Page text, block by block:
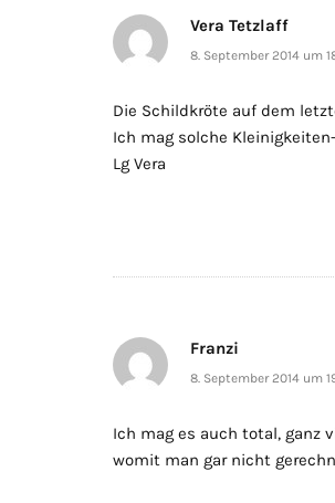
Vera Tetzlaff
8. September 2014 um
Die Schildkröte auf dem
Ich mag solche
Lg Vera
Franzi
8. September 2014 um
Ich mag es auch total, ganz
womit man gar nicht